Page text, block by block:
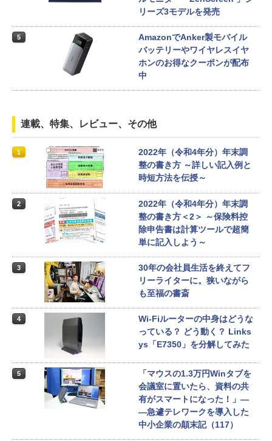
リーズ3モデルを発売
5
AmazonでAnker製モバイル
バッテリーやワイヤレスイヤ
ホンのお得なクーポンが配布
中
連載、特集、レビュー、その他
1
2022年（令和4年分）年末調
整の書き方 ～詳しい記入例と
時短方法を伝授～
2
2022年（令和4年分）年末調
整の書き方＜2＞ ～保険料控
除申告書は計算ツールで超簡
単に記入しよう～
3
30年の会社員生活を終えてフ
リーライターに。狭いながら
も至福の書斎
4
Wi-Fiルーターの中身はどうな
っている？ どう動く？ Links
ys「E7350」を分解してみた
5
「マウスの1.3万円Winタブを
会議室に置いたら、資料の共
有がスマートになった！」―
―急遽テレワークを導入した
中小企業の顛末記（117）